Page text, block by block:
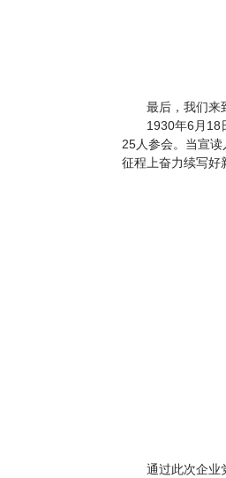
最后，我们来
1930年6月18
25人参会。当宣
征程上奋力续写好
通过此次企业